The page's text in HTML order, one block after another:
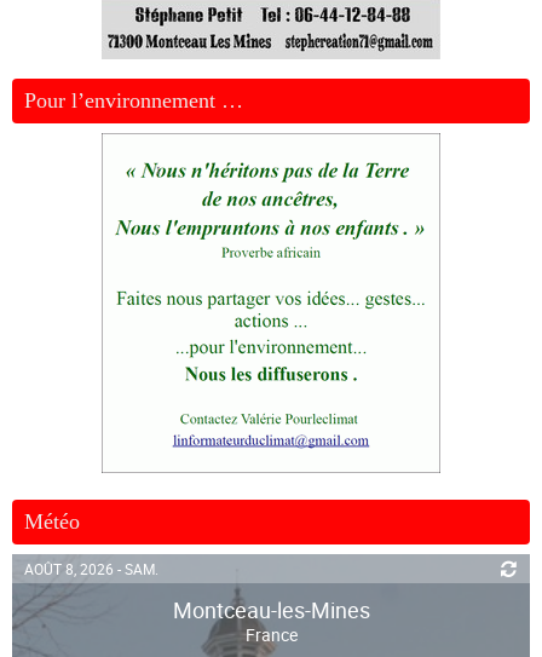
Pour l’environnement …
Météo
AOÛT 8, 2026 - SAM.
Montceau-les-Mines
France